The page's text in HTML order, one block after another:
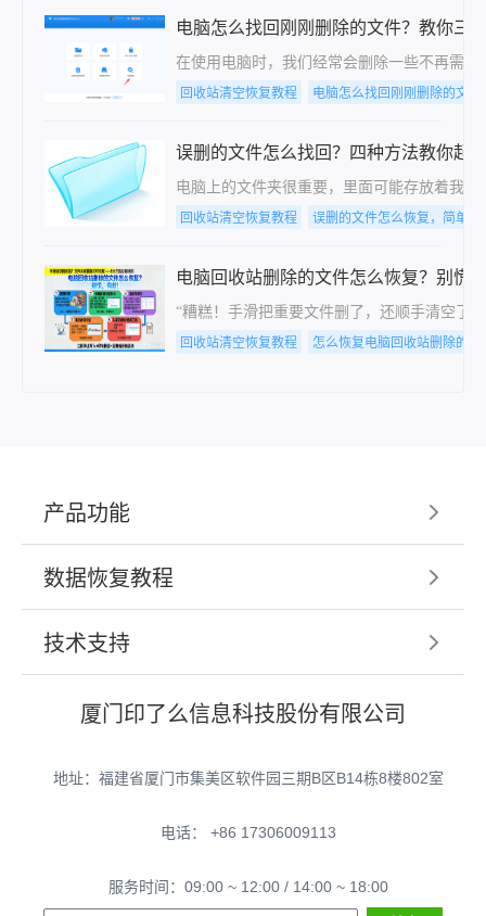
电脑怎么找回刚刚删除的文件？教你三
在使用电脑时，我们经常会删除一些不再需
回收站清空恢复教程 电脑怎么找回刚刚删除的文件
误删的文件怎么找回？四种方法教你起
电脑上的文件夹很重要，里面可能存放着我
回收站清空恢复教程 误删的文件怎么恢复，简单方
电脑回收站删除的文件怎么恢复？别慌
“糟糕！手滑把重要文件删了，还顺手清空了
回收站清空恢复教程 怎么恢复电脑回收站删除的文
产品功能
数据恢复教程
技术支持
厦门印了么信息科技股份有限公司
地址：福建省厦门市集美区软件园三期B区B14栋8楼802室
电话： +86 17306009113
服务时间：09:00 ~ 12:00 / 14:00 ~ 18:00